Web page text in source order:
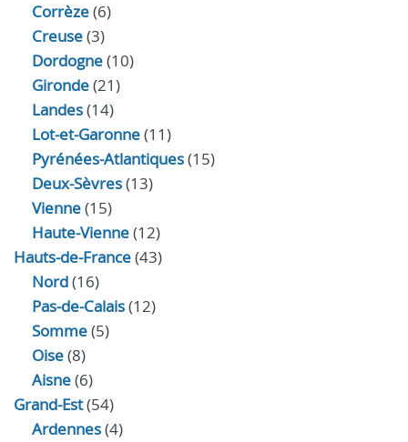
Corrèze(6)
Creuse(3)
Dordogne(10)
Gironde(21)
Landes(14)
Lot-et-Garonne(11)
Pyrénées-Atlantiques(15)
Deux-Sèvres(13)
Vienne(15)
Haute-Vienne(12)
Hauts-de-France(43)
Nord(16)
Pas-de-Calais(12)
Somme(5)
Oise(8)
Aisne(6)
Grand-Est(54)
Ardennes(4)